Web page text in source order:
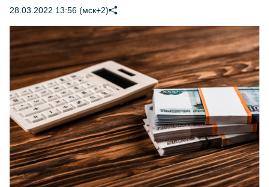
28.03.2022 13:56 (мск+2)